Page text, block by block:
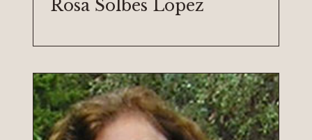
Rosa Solbes López